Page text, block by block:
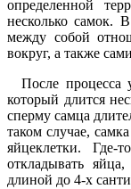
определенной
несколько самок.
между собой
вокруг, а также
После процесса
который длится
сперму самца
таком случае,
яйцеклетки. Где-
откладывать
длиной до 4-х